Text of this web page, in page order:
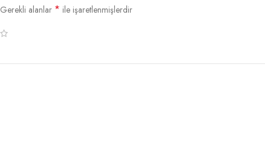
Gerekli alanlar * ile işaretlenmişlerdir